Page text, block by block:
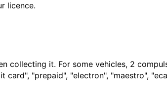
licence.
collecting it. For some vehicles, 2
"prepaid", "electron", "maestro",